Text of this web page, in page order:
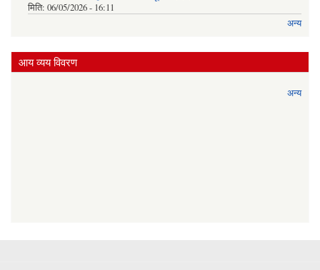
मिति: 06/05/2026 - 16:11
अन्य
आय व्यय विवरण
अन्य